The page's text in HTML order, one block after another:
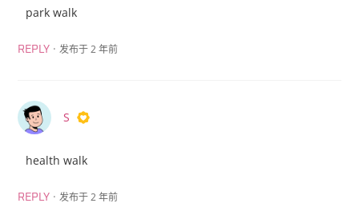
park walk
REPLY ·发布于 2 年前
S
health walk
REPLY ·发布于 2 年前